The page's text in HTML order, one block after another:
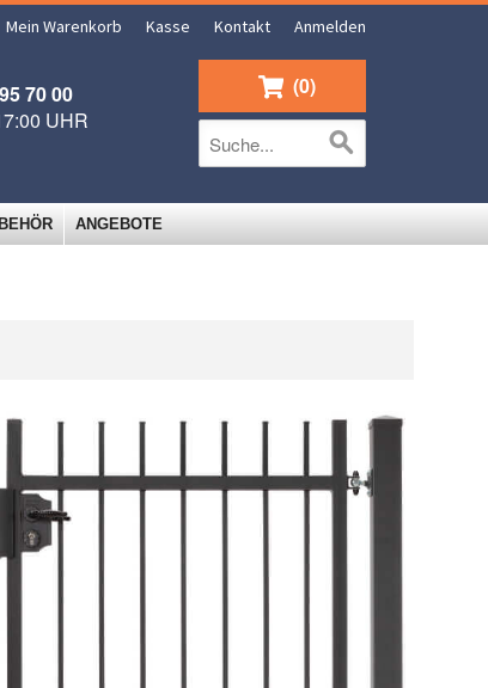
Mein Warenkorb Kasse Kontakt Anmelden
70 00
UHR
0
ANGEBOTE